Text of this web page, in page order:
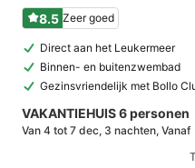
8.5 Zeer goed
Direct aan het Leukermeer
Binnen- en buitenzwembad
Gezinsvriendelijk met Bollo
VAKANTIEHUIS 6 personen
Van 4 tot 7 dec, 3 nachten, Vanaf